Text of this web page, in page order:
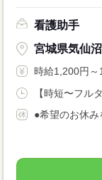
看護助手
宮城県気仙
時給1,200円～
【時短〜フル
●希望のお休み